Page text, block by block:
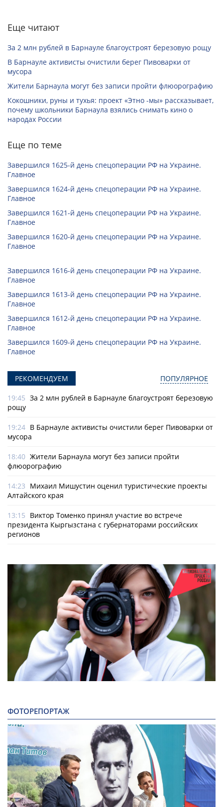
Еще читают
За 2 млн рублей в Барнауле благоустроят березовую рощу
В Барнауле активисты очистили берег Пивоварки от
мусора
Жители Барнаула могут без записи пройти флюорографию
Кокошники, руны и тухья: проект «Этно -мы» рассказывает,
почему школьники Барнаула взялись снимать кино о
народах России
Еще по теме
Завершился 1625-й день спецоперации РФ на Украине.
Главное
Завершился 1624-й день спецоперации РФ на Украине.
Главное
Завершился 1621-й день спецоперации РФ на Украине.
Главное
Завершился 1620-й день спецоперации РФ на Украине.
Главное
Завершился 1616-й день спецоперации РФ на Украине.
Главное
Завершился 1613-й день спецоперации РФ на Украине.
Главное
Завершился 1612-й день спецоперации РФ на Украине.
Главное
Завершился 1609-й день спецоперации РФ на Украине.
Главное
РЕКОМЕНДУЕМ ПОПУЛЯРНОЕ
19:45 За 2 млн рублей в Барнауле благоустроят березовую
рощу
19:24 В Барнауле активисты очистили берег Пивоварки от
мусора
18:40 Жители Барнаула могут без записи пройти
флюорографию
14:23 Михаил Мишустин оценил туристические проекты
Алтайского края
13:15 Виктор Томенко принял участие во встрече
президента Кыргызстана с губернаторами российских
регионов
ФОТОРЕПОРТАЖ